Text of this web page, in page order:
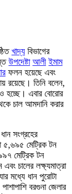
খাদ্য বিভাগের
উপদেষ্টা আলী ইমাম
ফলন হয়েছে এবং
তিনি বলেন,
হচ্ছে। এবার বোরোর
চাল আমদানি করার
সংগ্রহের
৫,৬৯৫ মেট্রিক টন
মেট্রিক টন
চালের লক্ষ্যমাত্রা
মধ্যে ধান পুরোটা
বরগুনা জেলার